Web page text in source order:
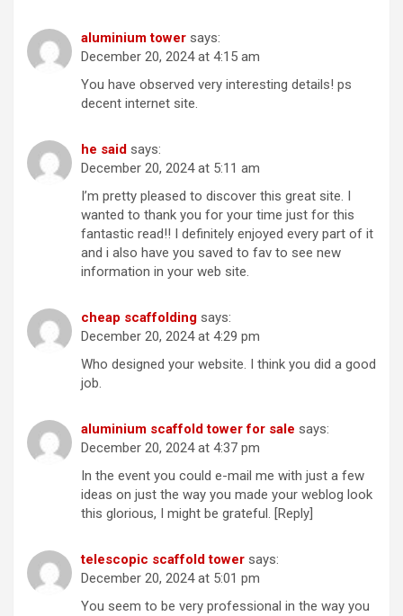
aluminium tower says:
December 20, 2024 at 4:15 am
You have observed very interesting details! ps
decent internet site.
he said says:
December 20, 2024 at 5:11 am
I’m pretty pleased to discover this great site. I
wanted to thank you for your time just for this
fantastic read!! I definitely enjoyed every part of it
and i also have you saved to fav to see new
information in your web site.
cheap scaffolding says:
December 20, 2024 at 4:29 pm
Who designed your website. I think you did a good
job.
aluminium scaffold tower for sale says:
December 20, 2024 at 4:37 pm
In the event you could e-mail me with just a few
ideas on just the way you made your weblog look
this glorious, I might be grateful. [Reply]
telescopic scaffold tower says:
December 20, 2024 at 5:01 pm
You seem to be very professional in the way you